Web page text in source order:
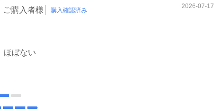
ご購入者様 購入確認済み
2026-07-17
ほぼない